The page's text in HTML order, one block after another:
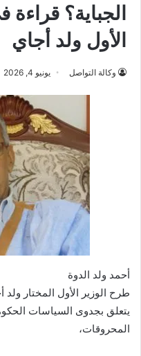
الجباية؟
الأول ولد أجاي
وكالة التواصل يونيو 4, 2026
أحمد ولد الدوة
طرح الوزير الأول المختار
يتعلق بجدوى السياسات
المحروقات،